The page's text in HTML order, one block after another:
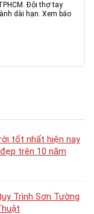
Đội thợ tay
dài hạn. Xem báo
tốt nhất hiện nay
trên 10 năm
Trình Sơn Tường